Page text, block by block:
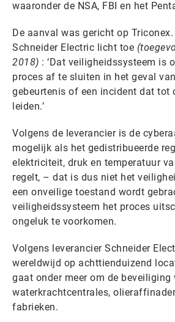
waaronder de NSA, FBI en het
De aanval was gericht op
Schneider Electric licht toe
2018) : ‘Dat veiligheidssysteem is
proces af te sluiten in het geval
gebeurtenis of een incident dat tot
leiden.’
Volgens de leverancier is de
mogelijk als het gedistribueerde
elektriciteit, druk en temperatuur
regelt, – dat is dus niet het
een onveilige toestand wordt
veiligheidssysteem het proces
ongeluk te voorkomen.
Volgens leverancier Schneider
wereldwijd op achttienduizend
gaat onder meer om de beveiliging
waterkrachtcentrales,
fabrieken.